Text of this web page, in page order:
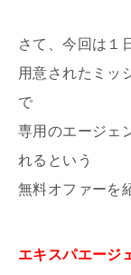
さて、今回は１
用意されたミッ
で
専用のエージェ
れるという
無料オファーを
エキスパエージ